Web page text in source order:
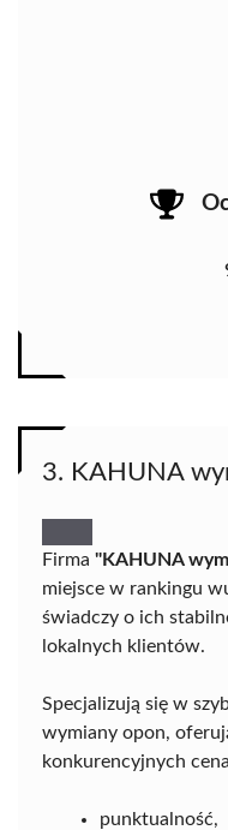
3. KAHUNA
Firma "KAHUNA
miejsce w rankingu
świadczy o ich
lokalnych klientów.
Specjalizują się w
wymiany opon,
konkurencyjnych
punktualność,